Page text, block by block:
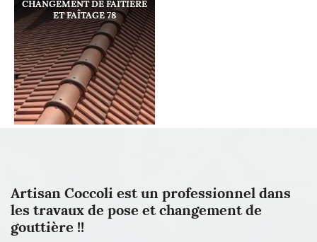
CHANGEMENT DE FAÎTIÈRE
ET FAÎTAGE 78
Artisan Coccoli est un professionnel dans
les travaux de pose et changement de
gouttière !!